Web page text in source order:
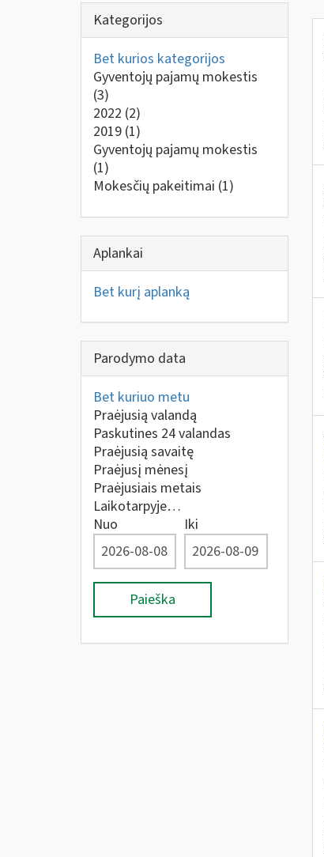
Kategorijos
Bet kurios kategorijos
Gyventojų pajamų mokestis
(3)
2022 (2)
2019 (1)
Gyventojų pajamų mokestis
(1)
Mokesčių pakeitimai (1)
Aplankai
Bet kurį aplanką
Parodymo data
Bet kuriuo metu
Praėjusią valandą
Paskutines 24 valandas
Praėjusią savaitę
Praėjusį mėnesį
Praėjusiais metais
Laikotarpyje…
Nuo
Iki
Paieška